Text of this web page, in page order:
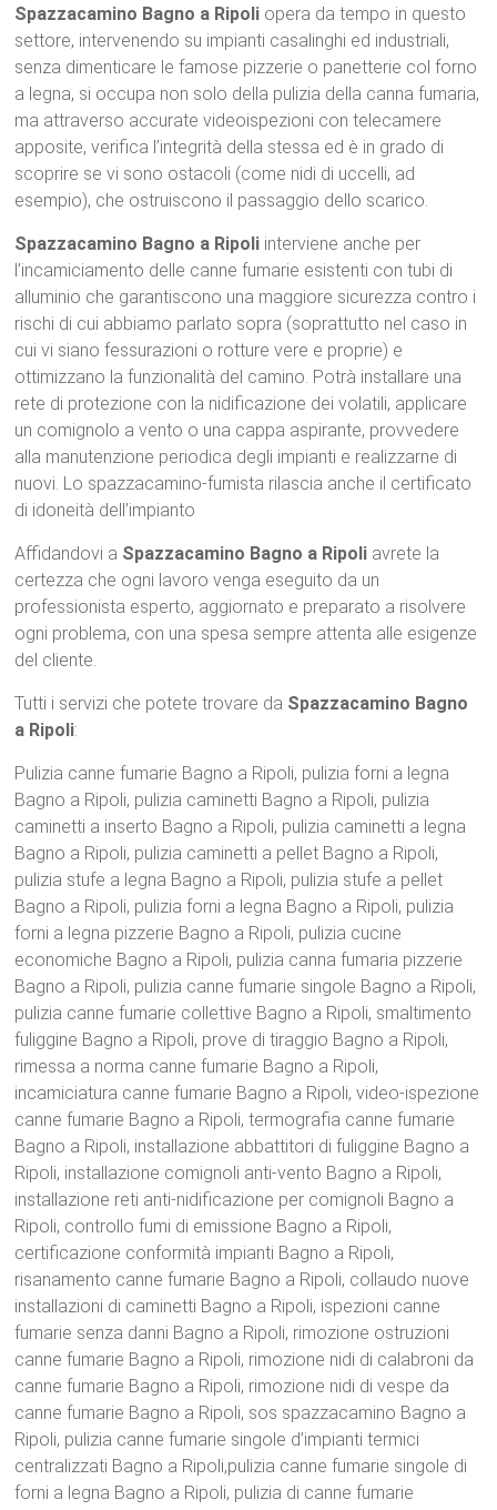
Spazzacamino Bagno a Ripoli opera da tempo in questo
settore, intervenendo su impianti casalinghi ed industriali,
senza dimenticare le famose pizzerie o panetterie col forno
a legna, si occupa non solo della pulizia della canna fumaria,
ma attraverso accurate videoispezioni con telecamere
apposite, verifica l’integrità della stessa ed è in grado di
scoprire se vi sono ostacoli (come nidi di uccelli, ad
esempio), che ostruiscono il passaggio dello scarico.
Spazzacamino Bagno a Ripoli interviene anche per
l’incamiciamento delle canne fumarie esistenti con tubi di
alluminio che garantiscono una maggiore sicurezza contro i
rischi di cui abbiamo parlato sopra (soprattutto nel caso in
cui vi siano fessurazioni o rotture vere e proprie) e
ottimizzano la funzionalità del camino. Potrà installare una
rete di protezione con la nidificazione dei volatili, applicare
un comignolo a vento o una cappa aspirante, provvedere
alla manutenzione periodica degli impianti e realizzarne di
nuovi. Lo spazzacamino-fumista rilascia anche il certificato
di idoneità dell’impianto
Affidandovi a Spazzacamino Bagno a Ripoli avrete la
certezza che ogni lavoro venga eseguito da un
professionista esperto, aggiornato e preparato a risolvere
ogni problema, con una spesa sempre attenta alle esigenze
del cliente.
Tutti i servizi che potete trovare da Spazzacamino Bagno
a Ripoli:
Pulizia canne fumarie Bagno a Ripoli, pulizia forni a legna
Bagno a Ripoli, pulizia caminetti Bagno a Ripoli, pulizia
caminetti a inserto Bagno a Ripoli, pulizia caminetti a legna
Bagno a Ripoli, pulizia caminetti a pellet Bagno a Ripoli,
pulizia stufe a legna Bagno a Ripoli, pulizia stufe a pellet
Bagno a Ripoli, pulizia forni a legna Bagno a Ripoli, pulizia
forni a legna pizzerie Bagno a Ripoli, pulizia cucine
economiche Bagno a Ripoli, pulizia canna fumaria pizzerie
Bagno a Ripoli, pulizia canne fumarie singole Bagno a Ripoli,
pulizia canne fumarie collettive Bagno a Ripoli, smaltimento
fuliggine Bagno a Ripoli, prove di tiraggio Bagno a Ripoli,
rimessa a norma canne fumarie Bagno a Ripoli,
incamiciatura canne fumarie Bagno a Ripoli, video-ispezione
canne fumarie Bagno a Ripoli, termografia canne fumarie
Bagno a Ripoli, installazione abbattitori di fuliggine Bagno a
Ripoli, installazione comignoli anti-vento Bagno a Ripoli,
installazione reti anti-nidificazione per comignoli Bagno a
Ripoli, controllo fumi di emissione Bagno a Ripoli,
certificazione conformità impianti Bagno a Ripoli,
risanamento canne fumarie Bagno a Ripoli, collaudo nuove
installazioni di caminetti Bagno a Ripoli, ispezioni canne
fumarie senza danni Bagno a Ripoli, rimozione ostruzioni
canne fumarie Bagno a Ripoli, rimozione nidi di calabroni da
canne fumarie Bagno a Ripoli, rimozione nidi di vespe da
canne fumarie Bagno a Ripoli, sos spazzacamino Bagno a
Ripoli, pulizia canne fumarie singole d’impianti termici
centralizzati Bagno a Ripoli,pulizia canne fumarie singole di
forni a legna Bagno a Ripoli, pulizia di canne fumarie